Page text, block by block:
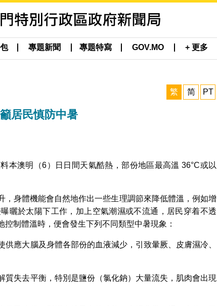
專題新聞 專題特寫 GOV.MO + 更多
繁 简 PT
居民慎防中暑
本澳明（6）日日間天氣酷熱，部份地區最高溫 36°C或以
，身體機能會自然地作出一些生理調節來降低體溫，例如增
曬於太陽下工作，加上空氣潮濕或不流通，居民穿着不透
制體溫時，便會發生下列不同類型中暑現象：
應大腦及身體各部份的血液減少，引致暈厥、皮膚濕冷、
質失去平衡，特別是鹽份（氯化鈉）大量流失，肌肉會出現